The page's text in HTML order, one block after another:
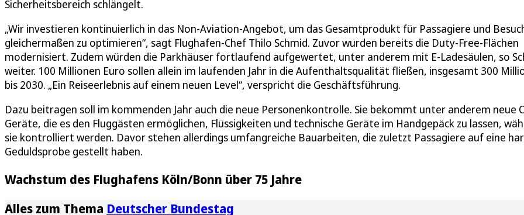
Sicherheitsbereich schlängelt.
„Wir investieren kontinuierlich in das Non-Aviation-Angebot, um das Gesamtprodukt für Passagiere und
gleichermaßen zu optimieren“, sagt Flughafen-Chef Thilo Schmid. Zuvor wurden bereits die Duty-Free-Flächen
modernisiert. Zudem würden die Parkhäuser fortlaufend aufgewertet, unter anderem mit E-Ladesäulen, so
weiter. 100 Millionen Euro sollen allein im laufenden Jahr in die Aufenthaltsqualität fließen, insgesamt 300
bis 2030. „Ein Reiseerlebnis auf einem neuen Level“, verspricht die Geschäftsführung.
Dazu beitragen soll im kommenden Jahr auch die neue Personenkontrolle. Sie bekommt unter anderem neue
Geräte, die es den Fluggästen ermöglichen, Flüssigkeiten und technische Geräte im Handgepäck zu lassen,
sie kontrolliert werden. Davor stehen allerdings umfangreiche Bauarbeiten, die zuletzt Passagiere auf eine
Geduldsprobe gestellt haben.
Wachstum des Flughafens Köln/Bonn über 75 Jahre
Alles zum Thema Deutscher Bundestag